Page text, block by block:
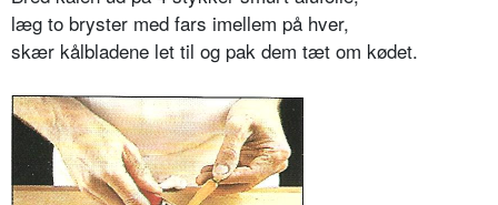
læg to bryster med fars imellem på hver,
skær kålbladene let til og pak dem tæt om kødet.